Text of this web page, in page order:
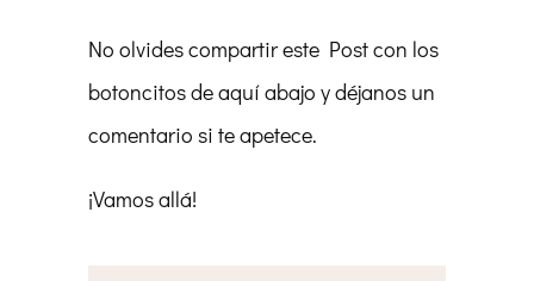
No olvides compartir este Post con los
botoncitos de aquí abajo y déjanos un
comentario si te apetece.
¡Vamos allá!